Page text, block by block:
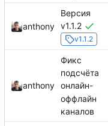
anthony
Версия
v1.1.2
v1.1.2
anthony
Фикс
подсчёта
онлайн-
оффлайн
каналов